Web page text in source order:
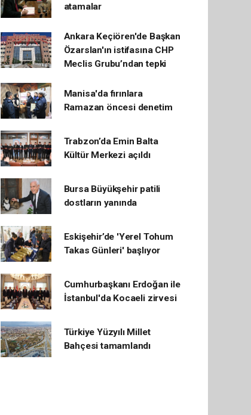
atamalar
Ankara Keçiören'de Başkan
Özarslan'ın istifasına CHP
Meclis Grubu’ndan tepki
Manisa'da fırınlara
Ramazan öncesi denetim
Trabzon’da Emin Balta
Kültür Merkezi açıldı
Bursa Büyükşehir patili
dostların yanında
Eskişehir’de 'Yerel Tohum
Takas Günleri' başlıyor
Cumhurbaşkanı Erdoğan ile
İstanbul'da Kocaeli zirvesi
Türkiye Yüzyılı Millet
Bahçesi tamamlandı